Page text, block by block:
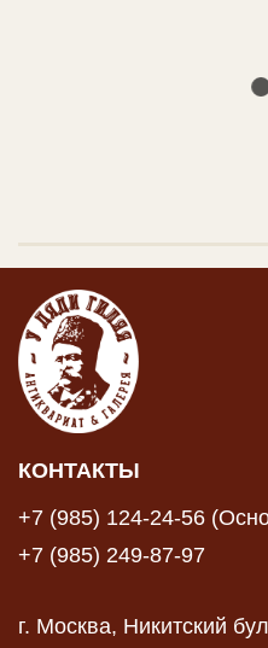
КОНТАКТЫ
+7 (985) 124-24-56
+7 (985) 249-87-97
г. Москва, Никитский